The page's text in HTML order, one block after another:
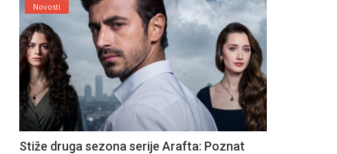
Novosti
Stiže druga sezona serije Arafta: Poznat